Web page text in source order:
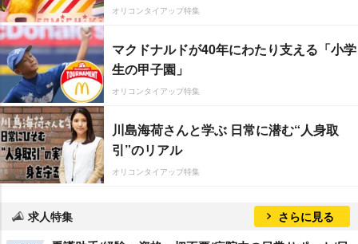
オリコンタイアップ特集
マクドナルドが40年にわたり支える「小学
生の甲子園」
オリコンタイアップ特集
川島海荷さんと学ぶ 日常に潜む“人身取
引”のリアル
オリコンタイアップ特集
求人特集 さらに見る